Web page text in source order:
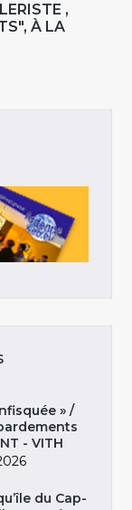
,
À LA
» /
- VITH
du Cap-